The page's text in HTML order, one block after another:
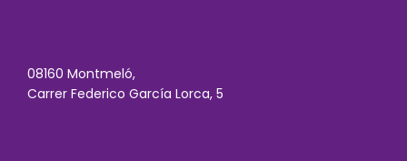
08160 Montmeló,
Carrer Federico García Lorca, 5